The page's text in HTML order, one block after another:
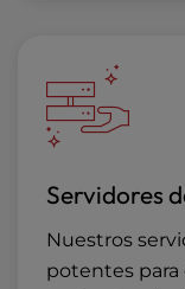
Servidores
Nuestros
potentes para